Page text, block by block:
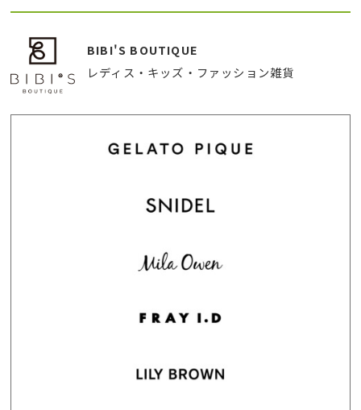
BIBI'S BOUTIQUE
レディス・キッズ・ファッション雑貨